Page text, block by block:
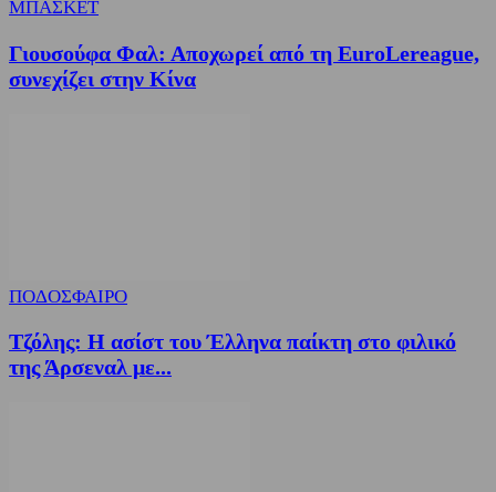
ΜΠΑΣΚΕΤ
Γιουσούφα Φαλ: Αποχωρεί από τη EuroLereague,
συνεχίζει στην Κίνα
ΠΟΔΟΣΦΑΙΡΟ
Τζόλης: Η ασίστ του Έλληνα παίκτη στο φιλικό
της Άρσεναλ με...